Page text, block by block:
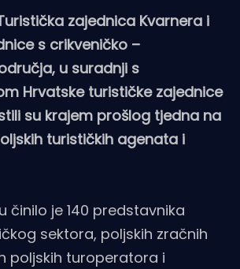
zajednica Kvarnera i
s crikveničko –
u suradnji s
Hrvatske turističke zajednice
su krajem prošlog tjedna na
turističkih agenata i
činilo je 140 predstavnika
sektora, poljskih zračnih
poljskih turoperatora i